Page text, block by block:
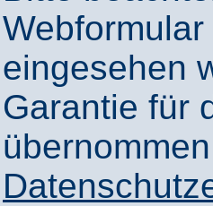
eingesehen
Garantie für